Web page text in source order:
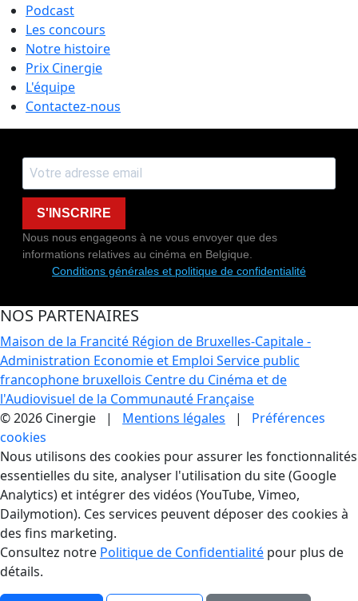
Podcast
Les concours
Notre histoire
Prix Cinergie
L'équipe
Contactez-nous
S'INSCRIRE
Nous nous engageons à ne vous envoyer que des
informations relatives au cinéma en Belgique.
Conditions générales et politique de confidentialité
NOS PARTENAIRES
Maison de la Francité Région de Bruxelles-Capitale -
Administration Economie et Emploi Service public
francophone bruxellois Centre du Cinéma et de
l'Audiovisuel de la Communauté Française
© 2026 Cinergie | Mentions légales | Préférences
cookies
Gestion des Cookies
Nous utilisons des cookies pour assurer les fonctionnalités
essentielles du site, analyser l'utilisation du site (Google
Analytics) et intégrer des vidéos (YouTube, Vimeo,
Dailymotion). Ces services peuvent déposer des cookies à
des fins marketing.
Consultez notre Politique de Confidentialité pour plus de
détails.